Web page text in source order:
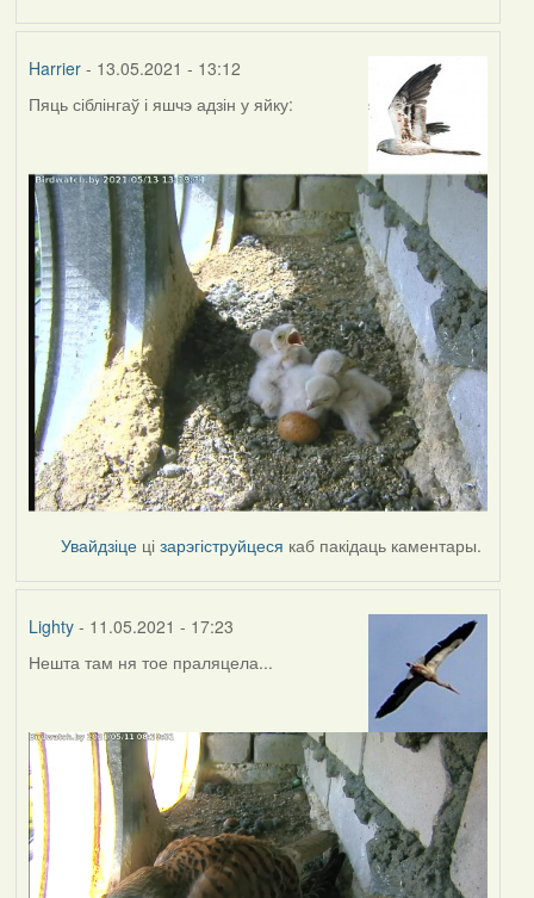
Harrier- 13.05.2021 - 13:12
Пяць сіблінгаў і яшчэ адзін у яйку:
Увайдзіце цізарэгіструйцеся каб пакідаць каментары.
Lighty- 11.05.2021 - 17:23
Нешта там ня тое праляцела...